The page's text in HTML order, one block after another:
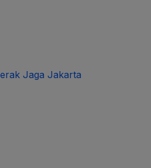
Jaga Jakarta